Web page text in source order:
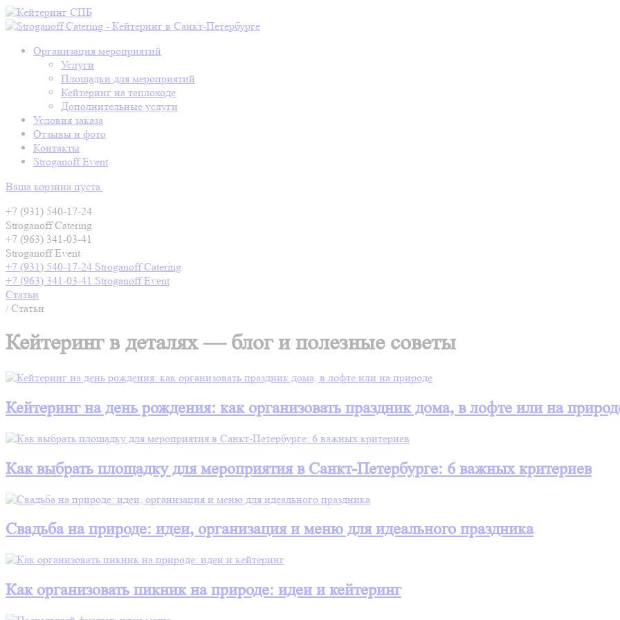
Организация мероприятий
Услуги
Площадки для мероприятий
Кейтеринг на теплоходе
Дополнительные услуги
Условия заказа
Отзывы и фото
Контакты
Stroganoff Event
Ваша корзина пуста.
+7 (931) 540-17-24
Stroganoff Catering
+7 (963) 341-03-41
Stroganoff Event
+7 (931) 540-17-24 Stroganoff Catering
+7 (963) 341-03-41 Stroganoff Event
Статьи
/ Статьи
Кейтеринг в деталях — блог и полезные советы
Кейтеринг на день рождения: как организовать праздник дома, в лофте или на
Как выбрать площадку для мероприятия в Санкт-Петербурге: 6 важных критериев
Свадьба на природе: идеи, организация и меню для идеального праздника
Как организовать пикник на природе: идеи и кейтеринг